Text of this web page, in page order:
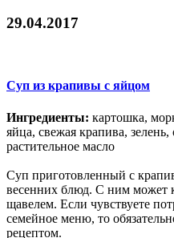
29.04.2017
Суп из крапивы с яйцом
Ингредиенты: картошка,
яйца, свежая крапива,
растительное масло
Суп приготовленный с
весенних блюд. С ним может
щавелем. Если чувствуете
семейное меню, то
рецептом.